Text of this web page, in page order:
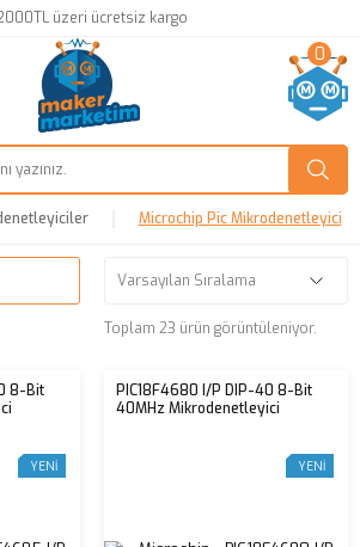
üzeri ücretsiz kargo
0
Microchip Pic Mikrodenetleyici
Toplam 23 ürün görüntüleniyor.
8-Bit
YENI
PIC18F4680 I/P DIP-40 8-Bit
40MHz Mikrodenetleyici
YENI